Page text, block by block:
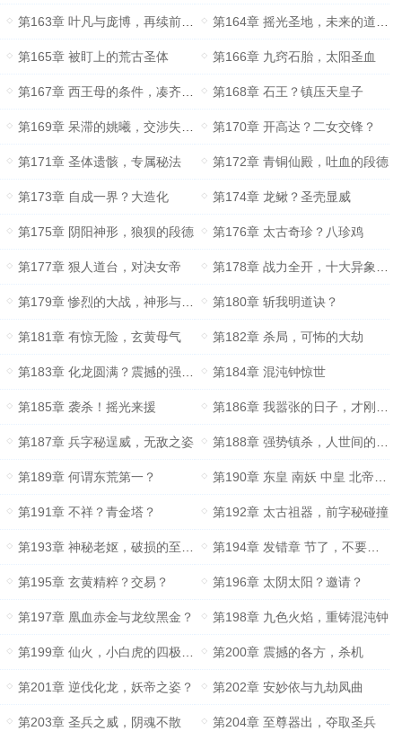
第163章 叶凡与庞博，再续前缘？ 第164章 摇光圣地，未来的道侣？
第165章 被盯上的荒古圣体 第166章 九窍石胎，太阳圣血
第167章 西王母的条件，凑齐道经？ 第168章 石王？镇压天皇子
第169章 呆滞的姚曦，交涉失败？ 第170章 开高达？二女交锋？
第171章 圣体遗骸，专属秘法 第172章 青铜仙殿，吐血的段德
第173章 自成一界？大造化 第174章 龙鳅？圣壳显威
第175章 阴阳神形，狼狈的段德 第176章 太古奇珍？八珍鸡
第177章 狠人道台，对决女帝 第178章 战力全开，十大异象合一？
第179章 惨烈的大战，神形与异象 第180章 斩我明道诀？
第181章 有惊无险，玄黄母气 第182章 杀局，可怖的大劫
第183章 化龙圆满？震撼的强者们 第184章 混沌钟惊世
第185章 袭杀！摇光来援 第186章 我嚣张的日子，才刚刚开始！
第187章 兵字秘逞威，无敌之姿 第188章 强势镇杀，人世间的杀手？
第189章 何谓东荒第一？ 第190章 东皇 南妖 中皇 北帝 西菩萨
第191章 不祥？青金塔？ 第192章 太古祖器，前字秘碰撞
第193章 神秘老妪，破损的至尊器？ 第194章 发错章 节了，不要订阅
第195章 玄黄精粹？交易？ 第196章 太阴太阳？邀请？
第197章 凰血赤金与龙纹黑金？ 第198章 九色火焰，重铸混沌钟
第199章 仙火，小白虎的四极大劫 第200章 震撼的各方，杀机
第201章 逆伐化龙，妖帝之姿？ 第202章 安妙依与九劫凤曲
第203章 圣兵之威，阴魂不散 第204章 至尊器出，夺取圣兵